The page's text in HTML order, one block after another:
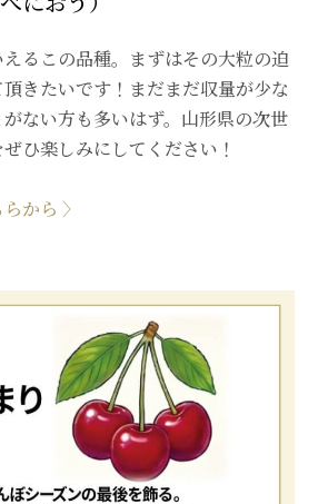
るこの品種。まずはその大粒の迫
きたいです！まだまだ収量が少な
ない方も多いはず。山形県の次世
ひ楽しみにしてください！
から 〉